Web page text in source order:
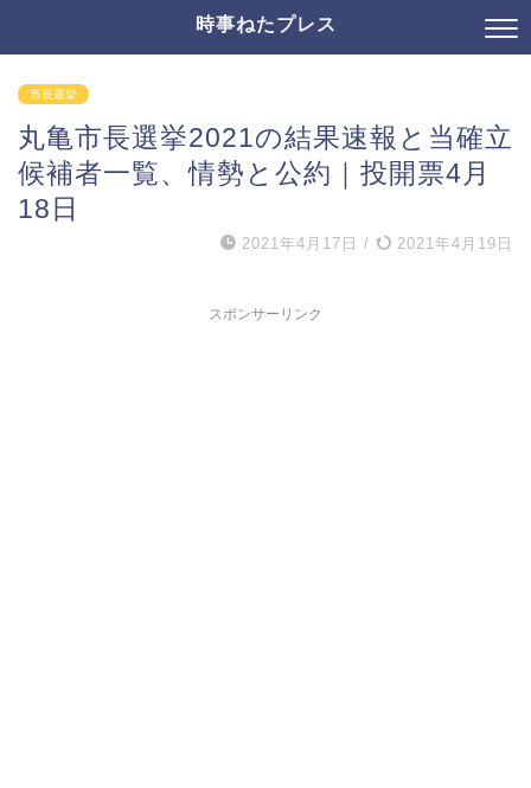
時事ねたプレス
市長選挙
丸亀市長選挙2021の結果速報と当確立
候補者一覧、情勢と公約｜投開票4月
18日
2021年4月17日 / 2021年4月19日
スポンサーリンク